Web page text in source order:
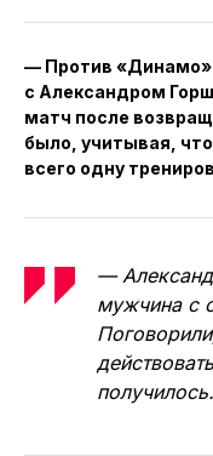
— Против «Динамо»
с Александром
матч после
было, учитывая,
всего одну
—
мужчина с
получилось.